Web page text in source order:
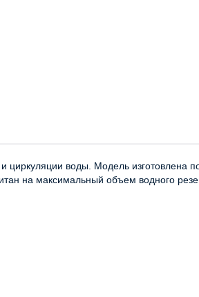
воды. Модель изготовлена
на максимальный объем водного